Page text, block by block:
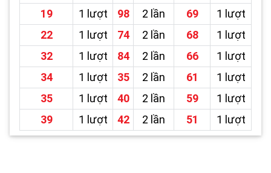
19
1 lượt 98 2 lần 69
1 lượt
22
1 lượt 74 2 lần 68
1 lượt
32
1 lượt 84 2 lần 66
1 lượt
34
1 lượt 35 2 lần 61
1 lượt
35
1 lượt 40 2 lần 59
1 lượt
39
1 lượt 42 2 lần 51 1 lượt